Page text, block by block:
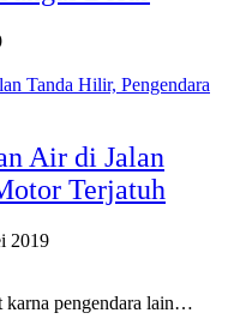
Air di Jalan
Terjatuh
2019
karna pengendara lain…